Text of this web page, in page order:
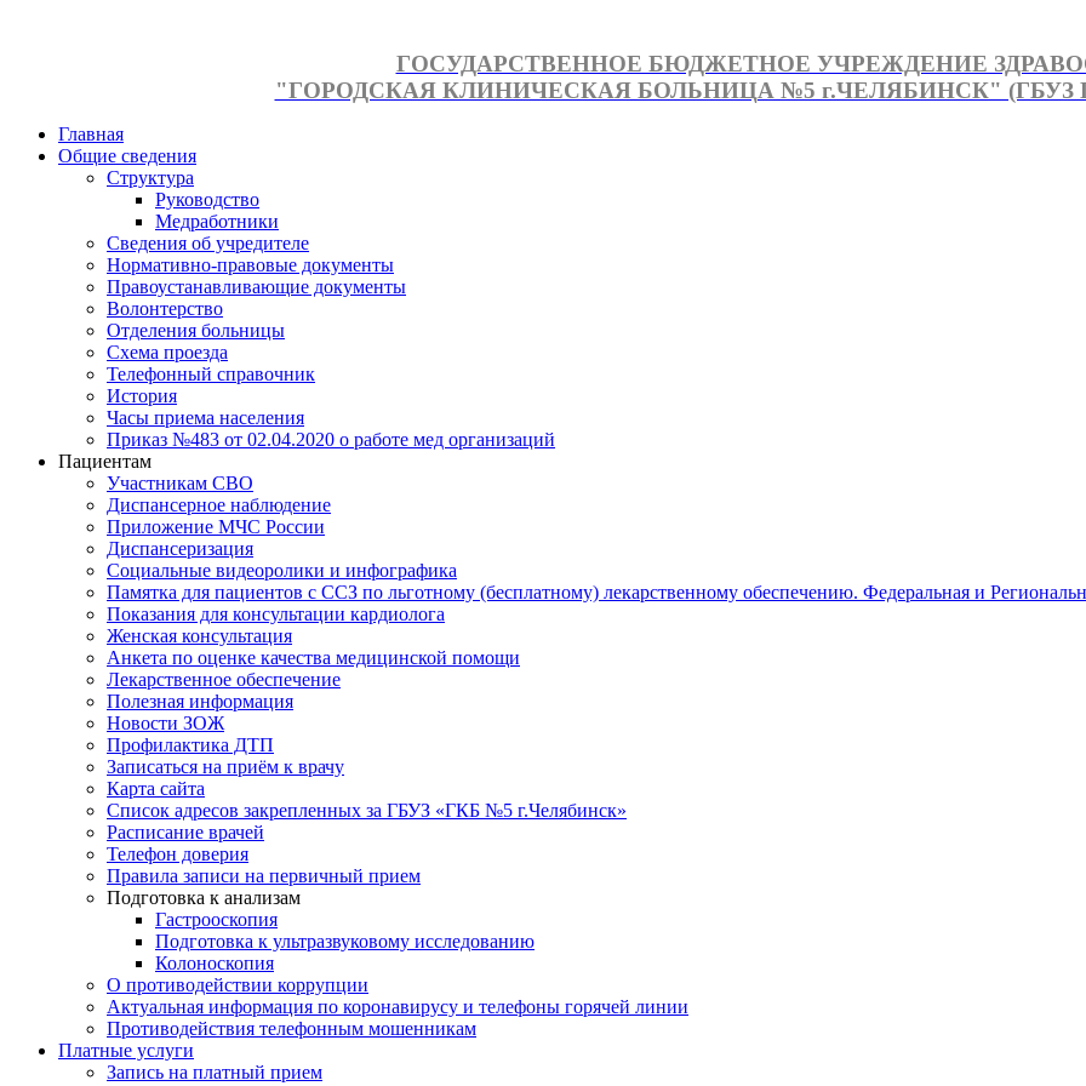
ГОСУДАРСТВЕННОЕ БЮДЖЕТНОЕ УЧРЕЖДЕНИЕ
"ГОРОДСКАЯ КЛИНИЧЕСКАЯ БОЛЬНИЦА №5 г.ЧЕЛЯБИНСК" (ГБУЗ
Главная
Общие сведения
Структура
Руководство
Медработники
Сведения об учредителе
Нормативно-правовые документы
Правоустанавливающие документы
Волонтерство
Отделения больницы
Схема проезда
Телефонный справочник
История
Часы приема населения
Приказ №483 от 02.04.2020 о работе мед организаций
Пациентам
Участникам СВО
Диспансерное наблюдение
Приложение МЧС России
Диспансеризация
Социальные видеоролики и инфографика
Памятка для пациентов с ССЗ по льготному (бесплатному) лекарственному обеспечению. Федеральная и
Показания для консультации кардиолога
Женская консультация
Анкета по оценке качества медицинской помощи
Лекарственное обеспечение
Полезная информация
Новости ЗОЖ
Профилактика ДТП
Записаться на приём к врачу
Карта сайта
Список адресов закрепленных за ГБУЗ «ГКБ №5 г.Челябинск»
Расписание врачей
Телефон доверия
Правила записи на первичный прием
Подготовка к анализам
Гастрооскопия
Подготовка к ультразвуковому исследованию
Колоноскопия
О противодействии коррупции
Актуальная информация по коронавирусу и телефоны горячей линии
Противодействия телефонным мошенникам
Платные услуги
Запись на платный прием